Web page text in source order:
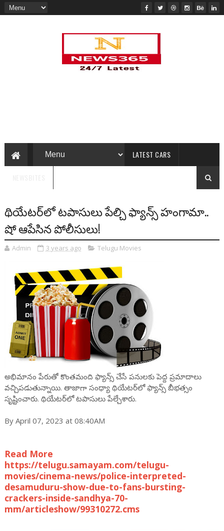
LATEST CARS
థియేటర్‌లో టపాసులు పేల్చి ఫ్యాన్స్ హంగామా..
షో ఆపేసిన పోలీసులు!
Admin 3 years ago Telugu Movies
అభిమానం పేరుతో కొంతమంది ఫ్యాన్స్ చేసే పనులకు పెద్ద ప్రమాదాలు
వచ్చిపడుతున్నాయి. తాజాగా సంధ్యా థియేటర్‌లో ఫ్యాన్స్ బీభత్సం
సృష్టించారు. థియేటర్‌లో టపాసులు పేల్చేశారు.
By April 07, 2023 at 08:40AM
Read More
https://telugu.samayam.com/telugu-
movies/cinema-news/police-interpreted-
desamuduru-show-due-to-fans-bursting-
crackers-inside-sandhya-70-
mm/articleshow/99310272.cms